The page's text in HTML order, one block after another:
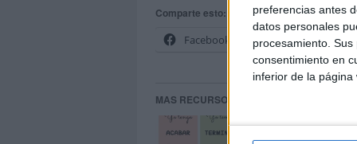
preferencias antes
datos personales
procesamiento.
consentimiento en
inferior de la página
Comparte esto:
Facebook
X
MAS RECURSOS SOBRE ESTE TEMA